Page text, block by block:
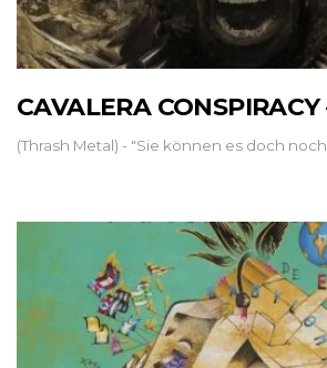
CAVALERA
(Thrash Metal) - "Sie können es doch